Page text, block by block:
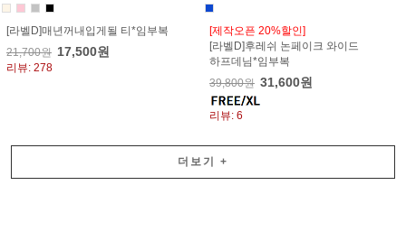
[라벨D]매년꺼내입게될 티*임부복
21,700원 17,500원
리뷰: 278
[제작오픈 20%할인]
[라벨D]후레쉬 논페이크 와이드
하프데님*임부복
39,800원 31,600원
리뷰: 6
더보기 +